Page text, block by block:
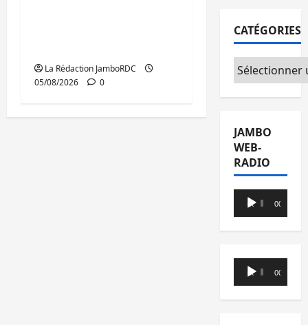
La Rédaction JamboRDC
05/08/2026
0
CATÉGORIES
Catégories
JAMBO
WEB-
RADIO
Lecteur
audio
00:00 00:00
Lecteur
audio
00:00 00:00